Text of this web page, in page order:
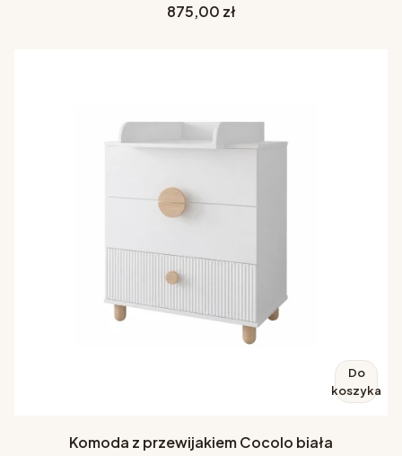
Cena
875,00 zł
Do
koszyka
Komoda z przewijakiem Cocolo biała